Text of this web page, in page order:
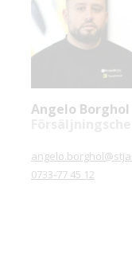
Angelo Borghol
0733-77 45 12